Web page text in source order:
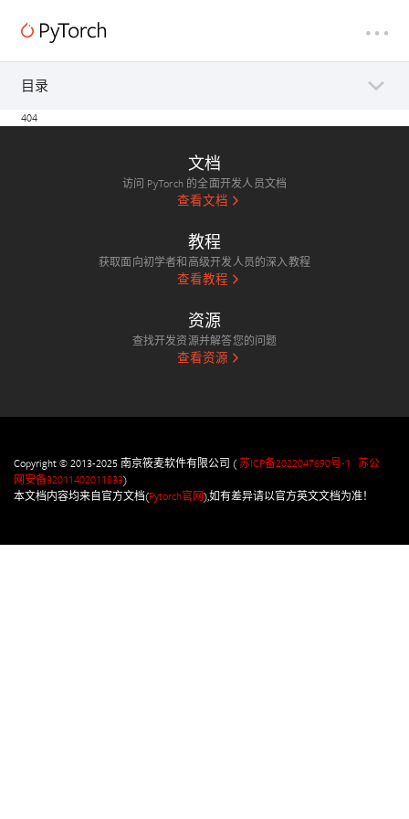
目录
404
文档
访问 PyTorch 的全面开发人员文档
查看文档
教程
获取面向初学者和高级开发人员的深入教程
查看教程
资源
查找开发资源并解答您的问题
查看资源
Copyright © 2013-2025 南京筱麦软件有限公司 (苏ICP备2022047690号-1
苏公
网安备32011402011833)
本文档内容均来自官方文档(Pytorch官网),如有差异请以官方英文文档为准！